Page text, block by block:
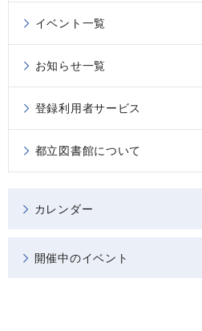
イベント一覧
お知らせ一覧
登録利用者サービス
都立図書館について
カレンダー
開催中のイベント